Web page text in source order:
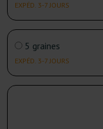
EXPÉD. 3-7 JOURS
5 graines
EXPÉD. 3-7 JOURS